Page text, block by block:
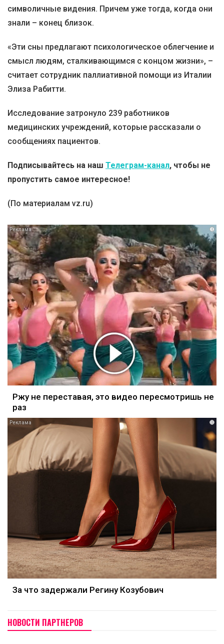
символичные видения. Причем уже тогда, когда они
знали – конец близок.
«Эти сны предлагают психологическое облегчение и
смысл людям, сталкивающимся с концом жизни», –
считает сотрудник паллиативной помощи из Италии
Элиза Рабитти.
Исследование затронуло 239 работников
медицинских учреждений, которые рассказали о
сообщениях пациентов.
Подписывайтесь на наш Телеграм-канал, чтобы не
пропустить самое интересное!
(По материалам vz.ru)
i
Ржу не переставая, это видео пересмотришь не
раз
i
За что задержали Регину Козубович
НОВОСТИ ПАРТНЕРОВ